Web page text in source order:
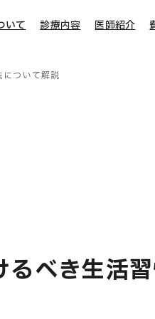
いて 診療内容 医師紹介
ついて解説
べき生活